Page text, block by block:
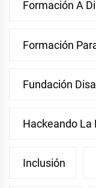
Formación A
Formación
Fundación Disa
Hackeando La
Inclusión